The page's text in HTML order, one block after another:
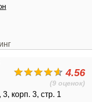
4.56
(9 оценок)
корп. 3, стр. 1